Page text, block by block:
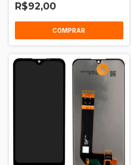
R$92,00
COMPRAR